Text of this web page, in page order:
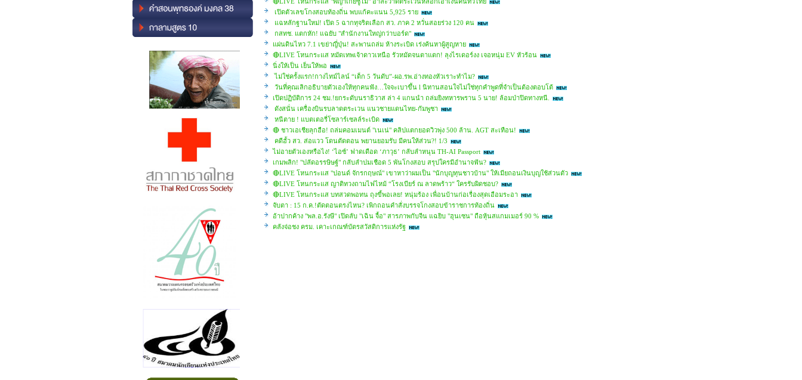
เปิดตัวเลขโกงสอบท้องถิ่น พบแก้คะแนน 5,925 ราย
แฉหลักฐานใหม่! เปิด 5 ฉากทุจริตเลือก สว. ภาค 2 หวั่นสอยร่วง 120 คน
กสทช. แตกหัก! แฉยับ "สำนักงานใหญ่กว่าบอร์ด"
แผ่นดินไหว 7.1 เขย่าญี่ปุ่น! สะพานถล่ม ห้างระเบิด เร่งค้นหาผู้สูญหาย
🔴LIVE โหนกระแส หมัดเทพเจ้าดาวเหนือ รัวหมัดจนตาแตก! ลุงไรเดอร์งง เจอหนุ่ม EV หัวร้อน
นิ่งให้เป็น เย็นให้พอ
ไม่ใช่ครั้งแรก!กางไทม์ไลน์ “เด็ก 5 วันดับ”-ผอ.รพ.อ่างทองหัวเราะทำไม?
วันที่คุณเลิกอธิบายตัวเองให้ทุกคนฟัง…ใจจะเบาขึ้น l นิทานสอนใจไม่ใช่ทุกคำพูดที่จำเป็นต้องตอบโต้
เปิดปฏิบัติการ 24 ชม.!ยกระดับนราธิวาส ล่า 4 แกนนำ ถล่มยิงทหารพราน 5 นาย! ล้อมป่าปิดทางหนี.
ดังสนั่น เครื่องบินรบลาดตระเวน แนวชายแดนไทย-กัมพูชา
หนีตาย ! แบตเตอรี่โซลาร์เซลล์ระเบิด
🔴 ชาวเอเชียลุกฮือ! ถล่มคอมเมนต์ "เนเน่" คลิปแตกยอดวิวพุ่ง 500 ล้าน. AGT สะเทือน!
คดีฮั้ว สว. ส่อแวว โดนตัดตอน พยานยอมรับ มีคนให้ส่วน?! 1/3
ไม่อายตัวเองหรือไง! ‘ไอซ์’ ฟาดเดือด ‘ภาวุธ’ กลับลำหนุน TH-AI Passport
เกมพลิก! "ปลัดอรรษิษฐ์" กลับลำปมเชือด 5 พันโกงสอบ สรุปใครมีอำนาจฟัน?
🔴LIVE โหนกระแส "ปอนด์ จักรกฤษณ์" เขาหาว่าผมเป็น "นักบุญทุนชาวบ้าน" ให้เมียถอนเงินบุญใช้ส่วนตัว
🔴LIVE โหนกระแส ญาติทวงถามไฟไหม้ “โรงเบียร์ ณ ลาดพร้าว“ ใครรับผิดชอบ?
🔴LIVE โหนกระแส บทสวดพอทน ถุงขี้พอเลย! หนุ่มร้อง เพื่อนบ้านก่อเรื่องสุดเอือมระอา
จับตา : 15 ก.ค.!ตัดตอนตรงไหน? เพิกถอนคำสั่งบรรจโกงสอบข้าราชการท้องถิ่น
อ้าปากค้าง "พล.อ.รังษี" เปิดลับ "เฉิน จื้อ" สารภาพกับจีน แฉยิบ "ฮุนเซน" ถือหุ้นสแกมเมอร์ 90 %
คลังจ่อชง ครม. เคาะเกณฑ์บัตรสวัสดิการแห่งรัฐ